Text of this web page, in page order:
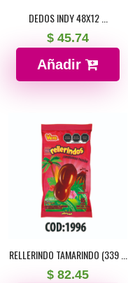
DEDOS INDY 48X12 ...
$ 45.74
Añadir
RELLERINDO TAMARINDO (339 ...
$ 82.45